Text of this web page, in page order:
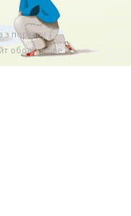
порталу
обов'язкове. .